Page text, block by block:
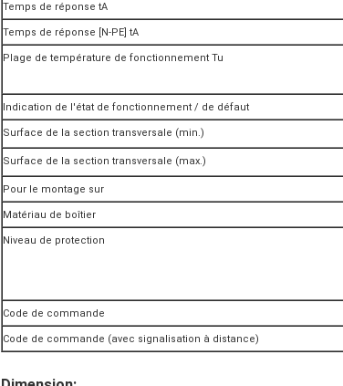
Temps de réponse tA
Temps de réponse [N-PE] tA
Plage de température de fonctionnement Tu
Indication de l'état de fonctionnement / de défaut
Surface de la section transversale (min.)
Surface de la section transversale (max.)
Pour le montage sur
Matériau de boîtier
Niveau de protection
Code de commande
Code de commande (avec signalisation à distance)